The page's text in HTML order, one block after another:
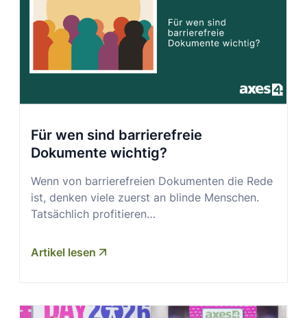
Für wen sind barrierefreie
Dokumente wichtig?
Wenn von barrierefreien Dokumenten die Rede
ist, denken viele zuerst an blinde Menschen.
Tatsächlich profitieren…
Artikel lesen